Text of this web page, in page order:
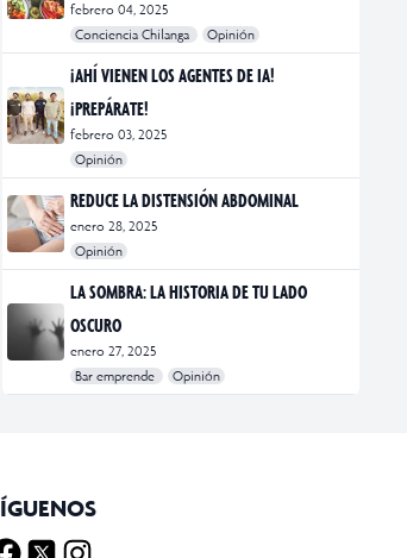
febrero 04, 2025
Conciencia Chilanga
Opinión
#bienestar
#Opinión
#Principal
¡AHÍ VIENEN LOS AGENTES DE IA!
¡PREPÁRATE!
febrero 03, 2025
Opinión
#Bar Emprende
#Opinión
#Principal
REDUCE LA DISTENSIÓN ABDOMINAL
enero 28, 2025
Opinión
#bienestar
#Opinión
#Principal
#Salud
LA SOMBRA: LA HISTORIA DE TU LADO
OSCURO
enero 27, 2025
Bar emprende
Opinión
#Bar Emprende
#CDMX
#marketing